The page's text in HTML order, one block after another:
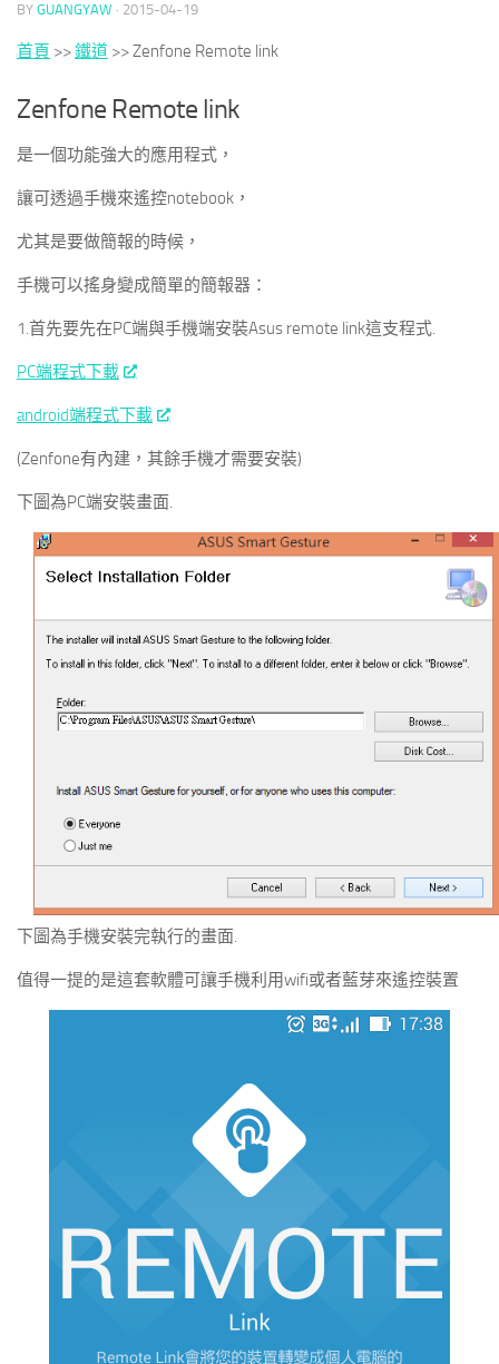
BY GUANGYAW · 2015-04-19
首頁 >>鐵道 >>Zenfone Remote link
Zenfone Remote link
是一個功能強大的應用程式，
讓可透過手機來遙控notebook，
尤其是要做簡報的時候，
手機可以搖身變成簡單的簡報器：
1.首先要先在PC端與手機端安裝Asus remote link這支程式.
PC端程式下載
android端程式下載
(Zenfone有內建，其餘手機才需要安裝)
下圖為PC端安裝畫面.
下圖為手機安裝完執行的畫面.
值得一提的是這套軟體可讓手機利用wifi或者藍芽來遙控裝置